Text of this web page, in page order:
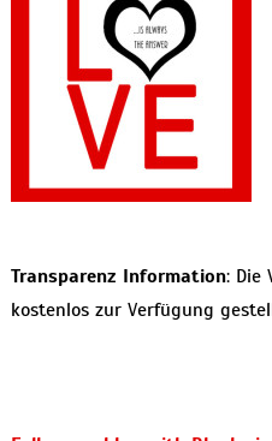
Transparenz Information: Die
kostenlos zur Verfügung